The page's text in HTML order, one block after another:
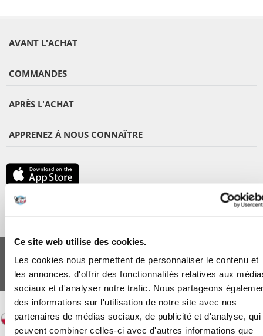
Ce site web utilise des cookies.
Les cookies nous permettent de personnaliser le contenu et
les annonces, d'offrir des fonctionnalités relatives aux
sociaux et d'analyser notre trafic. Nous partageons
des informations sur l'utilisation de notre site avec nos
partenaires de médias sociaux, de publicité et d'analyse, qui
peuvent combiner celles-ci avec d'autres informations que
AVANT L'ACHAT
COMMANDES
APRÈS L'ACHAT
APPRENEZ À NOUS CONNAÎTRE
FERA 24 UG Sede legale: Blankenfelder Dorfstraße 94 15827 Blankenfelde-
*Tous les prix incluent la TVA / plus l'expédition
© 2024-2026 FERA 24 UG.
FERA INTERNATIONAL: